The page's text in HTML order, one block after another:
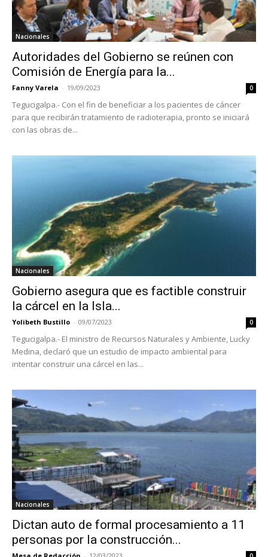
Nacionales
Autoridades del Gobierno se reúnen con
Comisión de Energía para la...
Fanny Varela - 19/09/2023 0
Tegucigalpa.- Con el fin de beneficiar a los pacientes de cáncer
para que recibirán tratamiento de radioterapia, pronto se iniciará
con las obras de...
Nacionales
Gobierno asegura que es factible construir
la cárcel en la Isla...
Yolibeth Bustillo - 09/07/2023 0
Tegucigalpa.- El ministro de Recursos Naturales y Ambiente, Lucky
Medina, declaró que un estudio de impacto ambiental para
intentar construir una cárcel en las...
Nacionales
Dictan auto de formal procesamiento a 11
personas por la construcción...